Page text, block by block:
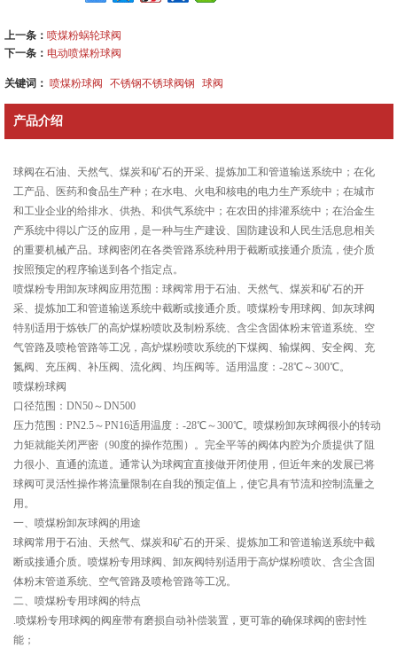
上一条： 喷煤粉蜗轮球阀
下一条： 电动喷煤粉球阀
关键词： 喷煤粉球阀 不锈钢不锈球阀钢 球阀
产品介绍
球阀在石油、天然气、煤炭和矿石的开采、提炼加工和管道输送系统中；在化
工产品、医药和食品生产种；在水电、火电和核电的电力生产系统中；在城市
和工业企业的给排水、供热、和供气系统中；在农田的排灌系统中；在治金生
产系统中得以广泛的应用，是一种与生产建设、国防建设和人民生活息息相关
的重要机械产品。球阀密闭在各类管路系统种用于截断或接通介质流，使介质
按照预定的程序输送到各个指定点。
喷煤粉专用卸灰球阀应用范围：球阀常用于石油、天然气、煤炭和矿石的开
采、提炼加工和管道输送系统中截断或接通介质。喷煤粉专用球阀、卸灰球阀
特别适用于炼铁厂的高炉煤粉喷吹及制粉系统、含尘含固体粉末管道系统、空
气管路及喷枪管路等工况，高炉煤粉喷吹系统的下煤阀、输煤阀、安全阀、充
氮阀、充压阀、补压阀、流化阀、均压阀等。适用温度：-28℃～300℃。
喷煤粉球阀
口径范围：DN50～DN500
压力范围：PN2.5～PN16适用温度：-28℃～300℃。喷煤粉卸灰球阀很小的转动
力矩就能关闭严密（90度的操作范围）。完全平等的阀体内腔为介质提供了阻
力很小、直通的流道。通常认为球阀宜直接做开闭使用，但近年来的发展已将
球阀可灵活性操作将流量限制在自我的预定值上，使它具有节流和控制流量之
用。
一、喷煤粉卸灰球阀的用途
球阀常用于石油、天然气、煤炭和矿石的开采、提炼加工和管道输送系统中截
断或接通介质。喷煤粉专用球阀、卸灰阀特别适用于高炉煤粉喷吹、含尘含固
体粉末管道系统、空气管路及喷枪管路等工况。
二、喷煤粉专用球阀的特点
.喷煤粉专用球阀的阀座带有磨损自动补偿装置，更可靠的确保球阀的密封性
能；